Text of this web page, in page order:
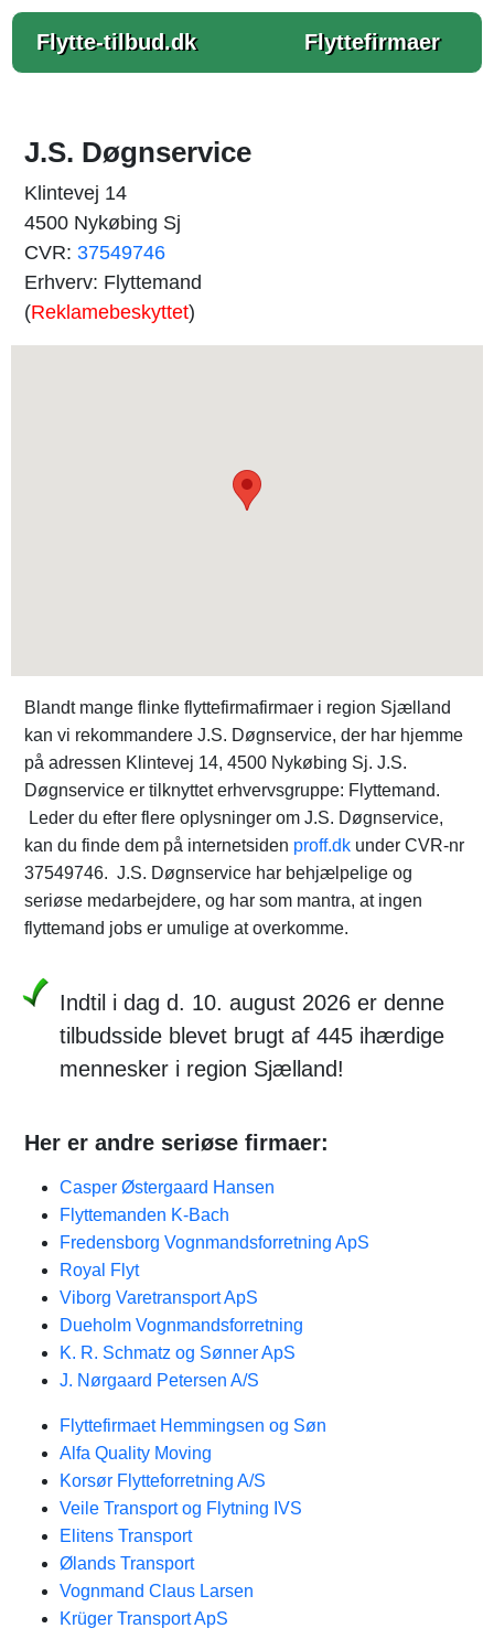
Flytte-tilbud.dk Flyttefirmaer
J.S. Døgnservice
Klintevej 14
4500 Nykøbing Sj
CVR: 37549746
Erhverv: Flyttemand
(Reklamebeskyttet)
Blandt mange flinke flyttefirmafirmaer i region Sjælland
kan vi rekommandere J.S. Døgnservice, der har hjemme
på adressen Klintevej 14, 4500 Nykøbing Sj. J.S.
Døgnservice er tilknyttet erhvervsgruppe: Flyttemand.
Leder du efter flere oplysninger om J.S. Døgnservice,
kan du finde dem på internetsiden proff.dk under CVR-nr
37549746. J.S. Døgnservice har behjælpelige og
seriøse medarbejdere, og har som mantra, at ingen
flyttemand jobs er umulige at overkomme.
Indtil i dag d. 10. august 2026 er denne
tilbudsside blevet brugt af 445 ihærdige
mennesker i region Sjælland!
Her er andre seriøse firmaer:
Casper Østergaard Hansen
Flyttemanden K-Bach
Fredensborg Vognmandsforretning ApS
Royal Flyt
Viborg Varetransport ApS
Dueholm Vognmandsforretning
K. R. Schmatz og Sønner ApS
J. Nørgaard Petersen A/S
Flyttefirmaet Hemmingsen og Søn
Alfa Quality Moving
Korsør Flytteforretning A/S
Veile Transport og Flytning IVS
Elitens Transport
Ølands Transport
Vognmand Claus Larsen
Krüger Transport ApS